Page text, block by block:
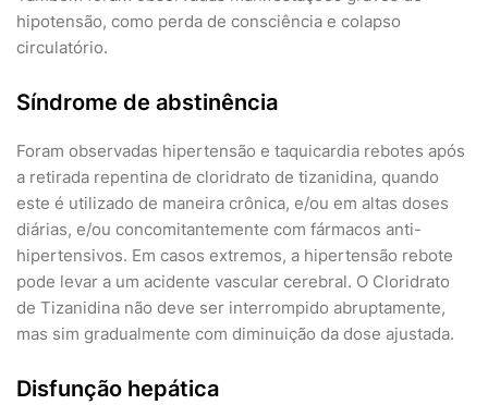
hipotensão, como perda de consciência e colapso
circulatório.
Síndrome de abstinência
Foram observadas hipertensão e taquicardia rebotes após
a retirada repentina de cloridrato de tizanidina, quando
este é utilizado de maneira crônica, e/ou em altas doses
diárias, e/ou concomitantemente com fármacos anti-
hipertensivos. Em casos extremos, a hipertensão rebote
pode levar a um acidente vascular cerebral. O Cloridrato
de Tizanidina não deve ser interrompido abruptamente,
mas sim gradualmente com diminuição da dose ajustada.
Disfunção hepática